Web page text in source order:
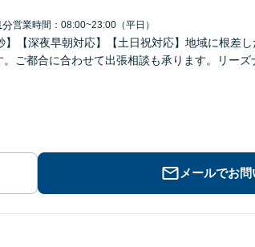
分営業時間：08:00~23:00（平日）
】【深夜早朝対応】【土日祝対応】地域に根差
ご都合に合わせて出張相談も承ります。リー
メールでお